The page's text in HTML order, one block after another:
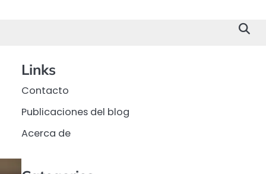
Links
Contacto
Publicaciones del blog
Acerca de